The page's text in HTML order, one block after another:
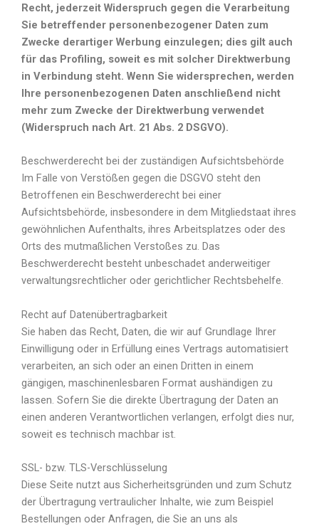
Recht, jederzeit Widerspruch gegen die Verarbeitung
Sie betreffender personenbezogener Daten zum
Zwecke derartiger Werbung einzulegen; dies gilt auch
für das Profiling, soweit es mit solcher Direktwerbung
in Verbindung steht. Wenn Sie widersprechen, werden
Ihre personenbezogenen Daten anschließend nicht
mehr zum Zwecke der Direktwerbung verwendet
(Widerspruch nach Art. 21 Abs. 2 DSGVO).
Beschwerderecht bei der zuständigen Aufsichtsbehörde
Im Falle von Verstößen gegen die DSGVO steht den
Betroffenen ein Beschwerderecht bei einer
Aufsichtsbehörde, insbesondere in dem Mitgliedstaat ihres
gewöhnlichen Aufenthalts, ihres Arbeitsplatzes oder des
Orts des mutmaßlichen Verstoßes zu. Das
Beschwerderecht besteht unbeschadet anderweitiger
verwaltungsrechtlicher oder gerichtlicher Rechtsbehelfe.
Recht auf Datenübertragbarkeit
Sie haben das Recht, Daten, die wir auf Grundlage Ihrer
Einwilligung oder in Erfüllung eines Vertrags automatisiert
verarbeiten, an sich oder an einen Dritten in einem
gängigen, maschinenlesbaren Format aushändigen zu
lassen. Sofern Sie die direkte Übertragung der Daten an
einen anderen Verantwortlichen verlangen, erfolgt dies nur,
soweit es technisch machbar ist.
SSL- bzw. TLS-Verschlüsselung
Diese Seite nutzt aus Sicherheitsgründen und zum Schutz
der Übertragung vertraulicher Inhalte, wie zum Beispiel
Bestellungen oder Anfragen, die Sie an uns als